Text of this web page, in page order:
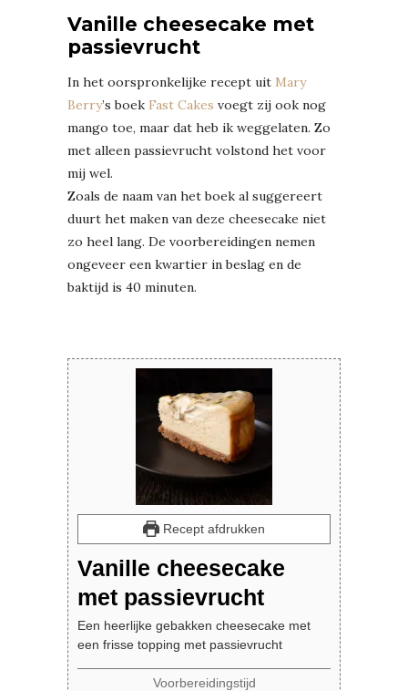
Vanille cheesecake met
passievrucht
In het oorspronkelijke recept uit Mary
Berry’s boek Fast Cakes voegt zij ook nog
mango toe, maar dat heb ik weggelaten. Zo
met alleen passievrucht volstond het voor
mij wel.
Zoals de naam van het boek al suggereert
duurt het maken van deze cheesecake niet
zo heel lang. De voorbereidingen nemen
ongeveer een kwartier in beslag en de
baktijd is 40 minuten.
Recept afdrukken
Vanille cheesecake
met passievrucht
Een heerlijke gebakken cheesecake met
een frisse topping met passievrucht
Voorbereidingstijd